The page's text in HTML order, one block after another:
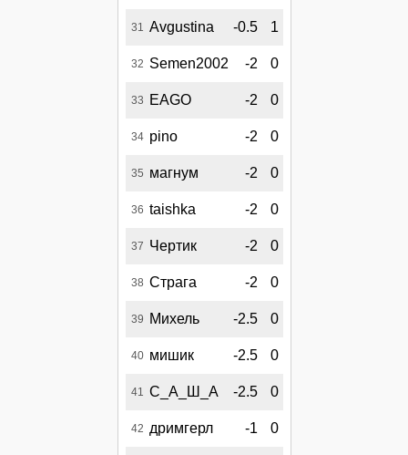
31 Avgustina -0.5 1
32 Semen2002 -2 0
33 EAGO -2 0
34 pino -2 0
35 магнум -2 0
36 taishka -2 0
37 Чертик -2 0
38 Страга -2 0
39 Михель -2.5 0
40 мишик -2.5 0
41 С_А_Ш_А -2.5 0
42 дримгерл -1 0